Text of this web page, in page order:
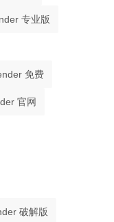
专业版
免费
官网
破解版